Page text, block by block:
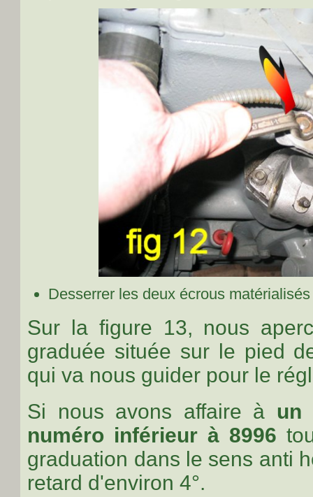
Desserrer les deux écrous
Sur la figure 13, nous
graduée située sur le pied
qui va nous guider pour le
Si nous avons affaire à un
numéro inférieur à 8996
graduation dans le sens anti
retard d'environ 4°.